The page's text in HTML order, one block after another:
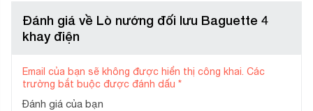
Đánh giá về Lò nướng đối lưu Baguette 4
khay điện
Email của bạn sẽ không được hiển thị công khai. Các
trường bắt buộc được đánh dấu *
Đánh giá của bạn